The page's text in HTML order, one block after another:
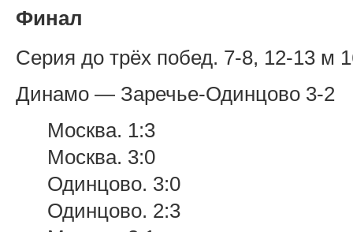
Финал
Серия до трёх побед. 7-8, 12-13 м
Динамо — Заречье-Одинцово 3-2
Москва. 1:3
Москва. 3:0
Одинцово. 3:0
Одинцово. 2:3